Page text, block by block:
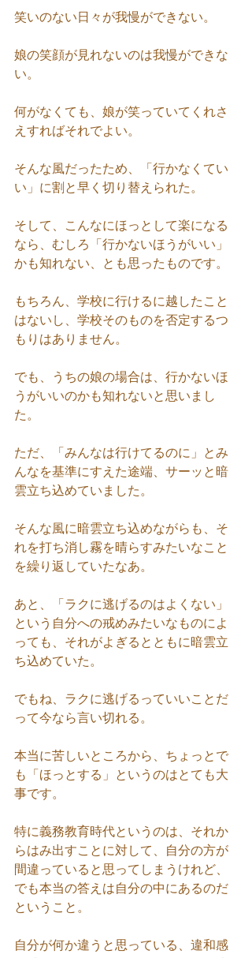
笑いのない日々が我慢ができない。
娘の笑顔が見れないのは我慢ができな
い。
何がなくても、娘が笑っていてくれさ
えすればそれでよい。
そんな風だったため、「行かなくてい
い」に割と早く切り替えられた。
そして、こんなにほっとして楽になる
なら、むしろ「行かないほうがいい」
かも知れない、とも思ったものです。
もちろん、学校に行けるに越したこと
はないし、学校そのものを否定するつ
もりはありません。
でも、うちの娘の場合は、行かないほ
うがいいのかも知れないと思いまし
た。
ただ、「みんなは行けてるのに」とみ
んなを基準にすえた途端、サーッと暗
雲立ち込めていました。
そんな風に暗雲立ち込めながらも、そ
れを打ち消し霧を晴らすみたいなこと
を繰り返していたなあ。
あと、「ラクに逃げるのはよくない」
という自分への戒めみたいなものによ
っても、それがよぎるとともに暗雲立
ち込めていた。
でもね、ラクに逃げるっていいことだ
って今なら言い切れる。
本当に苦しいところから、ちょっとで
も「ほっとする」というのはとても大
事です。
特に義務教育時代というのは、それか
らはみ出すことに対して、自分の方が
間違っていると思ってしまうけれど、
でも本当の答えは自分の中にあるのだ
ということ。
自分が何か違うと思っている、違和感